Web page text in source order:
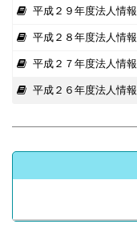
平成２９年度法人情報
平成２８年度法人情報
平成２７年度法人情報
平成２６年度法人情報